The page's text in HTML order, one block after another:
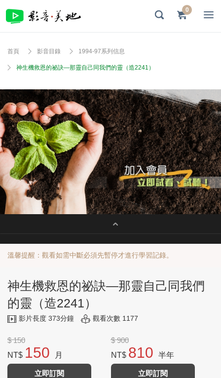
0
首頁 影音目錄 1994-97系列信息
神生機救恩的祕訣—那靈自己同我們的靈（造2241）
溫馨提醒：觀看如需中斷必須先暫停才進行學習記錄。
神生機救恩的祕訣—那靈自己同我們
的靈（造2241）
影片長度 373分鐘 觀看次數 1177
$ 150
NT$ 150 月
立即訂閱
$ 900
NT$ 810 半年
立即訂閱